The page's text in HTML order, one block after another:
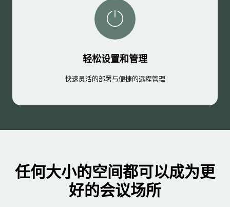
轻松设置和管理
快速灵活的部署与便捷的远程管理
任何大小的空间都可以成为更
好的会议场所